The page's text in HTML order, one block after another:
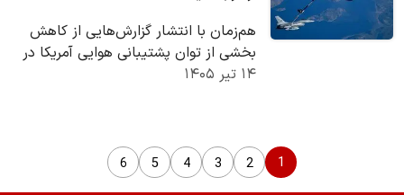
هم‌زمان با انتشار گزارش‌هایی از کاهش
بخشی از توان پشتیبانی هوایی آمریکا در
منطقه، یک منبع نظامی از تأیید خروج
۱۴ تیر ۱۴۰۵
1
2
3
4
5
6